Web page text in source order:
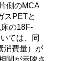
側のMCA
スPETと
の18F-
ては、同
消費量）が